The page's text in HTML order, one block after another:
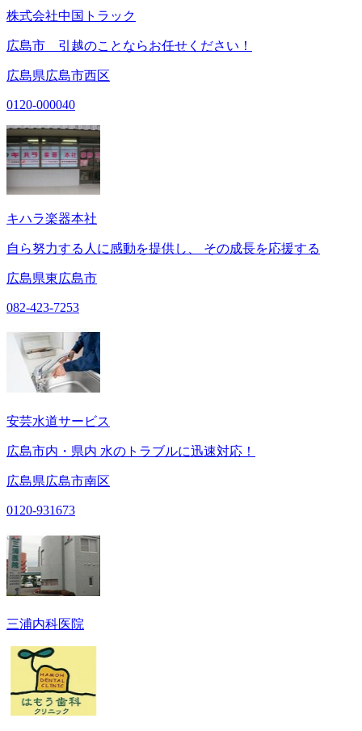
株式会社中国トラック
広島市 引越のことならお任せください！
広島県広島市西区
0120-000040
キハラ楽器本社
自ら努力する人に感動を提供し、 その成長を応援する
広島県東広島市
082-423-7253
安芸水道サービス
広島市内・県内 水のトラブルに迅速対応！
広島県広島市南区
0120-931673
三浦内科医院